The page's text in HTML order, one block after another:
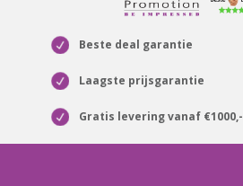
Beste deal garantie
Laagste prijsgarantie
Gratis levering vanaf €1000,-